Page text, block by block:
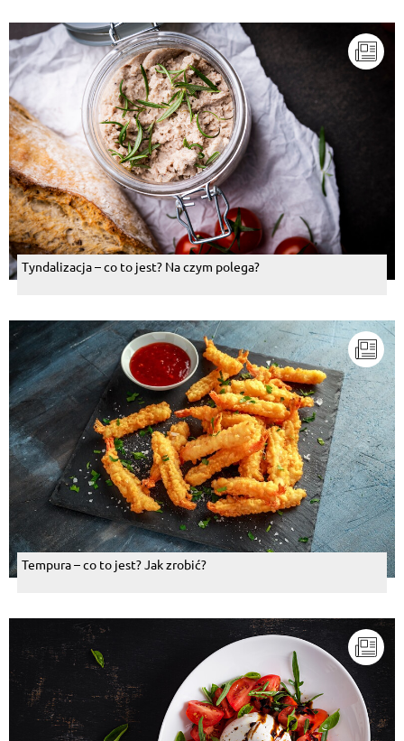
Tyndalizacja – co to jest? Na czym polega?
Tempura – co to jest? Jak zrobić?